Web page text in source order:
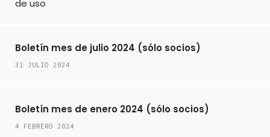
Boletín mes de julio 2024 (sólo socios)
31 JULIO 2024
Boletín mes de enero 2024 (sólo socios)
4 FEBRERO 2024